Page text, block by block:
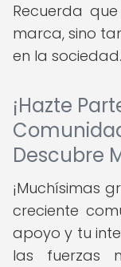
Recuerda
marca, sino
en la sociedad.
¡Hazte
Descubre
¡Muchísimas
creciente
apoyo y tu
las fuerzas